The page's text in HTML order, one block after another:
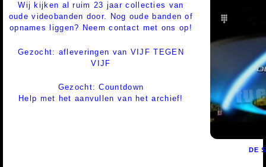
Wij kijken al ruim 23 jaar collecties van
oude videobanden door. Nog oude banden of
opnames liggen? Neem contact met ons op!
Gezocht: afleveringen van VIJF TEGEN
VIJF
Gezocht: Countdown
Help met het aanvullen van het archief!
DE